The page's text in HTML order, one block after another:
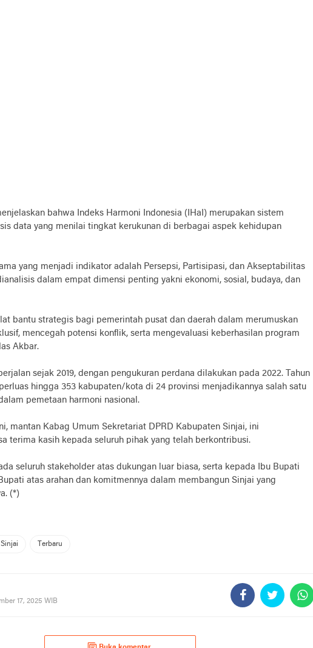
bahwa Indeks Harmoni Indonesia (IHaI) merupakan sistem
data yang menilai tingkat kerukunan di berbagai aspek kehidupan
yang menjadi indikator adalah Persepsi, Partisipasi, dan Akseptabilitas
dalam empat dimensi penting yakni ekonomi, sosial, budaya, dan
bantu strategis bagi pemerintah pusat dan daerah dalam merumuskan
mencegah potensi konflik, serta mengevaluasi keberhasilan program
Akbar.
sejak 2019, dengan pengukuran perdana dilakukan pada 2022. Tahun
hingga 353 kabupaten/kota di 24 provinsi menjadikannya salah satu
pemetaan harmoni nasional.
mantan Kabag Umum Sekretariat DPRD Kabupaten Sinjai, ini
terima kasih kepada seluruh pihak yang telah berkontribusi.
seluruh stakeholder atas dukungan luar biasa, serta kepada Ibu Bupati
atas arahan dan komitmennya dalam membangun Sinjai yang
(*)
Terbaru
17, 2025 WIB